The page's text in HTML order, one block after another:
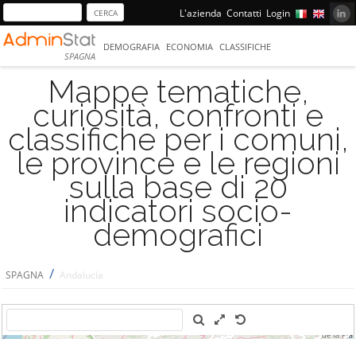
L'azienda Contatti Login
SPAGNA
DEMOGRAFIA ECONOMIA CLASSIFICHE
Mappe tematiche,
curiosità, confronti e
classifiche per i comuni,
le province e le regioni
sulla base di 20
indicatori socio-
demografici
SPAGNA / Andalucía